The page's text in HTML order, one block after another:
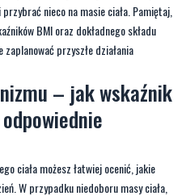
– jak wskaźnik
ciała możesz łatwiej ocenić, jakie
W przypadku niedoboru masy ciała,
wynik świadczący o nadwadze
suplementów odchudzających.
suplementacji jest